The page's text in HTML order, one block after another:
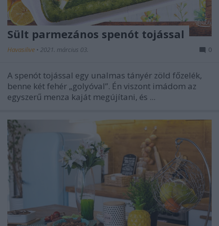
Sült parmezános spenót tojással
Havasilive • 2021. március 03. 0
A spenót tojással egy unalmas tányér zöld főzelék,
benne két fehér „golyóval”. Én viszont imádom az
egyszerű menza kaját megújítani, és ...